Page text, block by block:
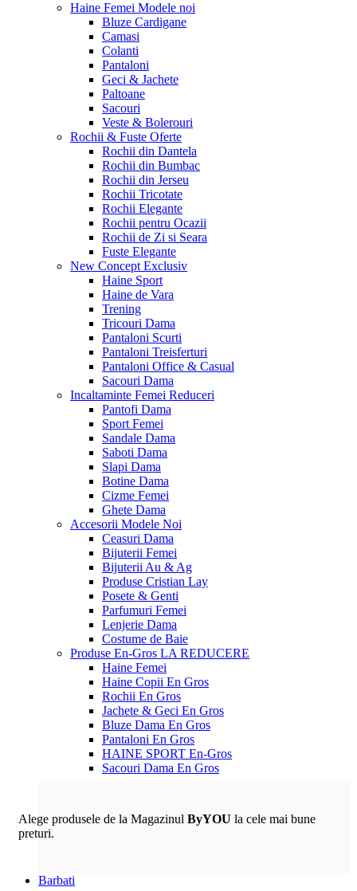
Haine Femei Modele noi
Bluze Cardigane
Camasi
Colanti
Pantaloni
Geci & Jachete
Paltoane
Sacouri
Veste & Bolerouri
Rochii & Fuste Oferte
Rochii din Dantela
Rochii din Bumbac
Rochii din Jerseu
Rochii Tricotate
Rochii Elegante
Rochii pentru Ocazii
Rochii de Zi si Seara
Fuste Elegante
New Concept Exclusiv
Haine Sport
Haine de Vara
Trening
Tricouri Dama
Pantaloni Scurti
Pantaloni Treisferturi
Pantaloni Office & Casual
Sacouri Dama
Incaltaminte Femei Reduceri
Pantofi Dama
Sport Femei
Sandale Dama
Saboti Dama
Slapi Dama
Botine Dama
Cizme Femei
Ghete Dama
Accesorii Modele Noi
Ceasuri Dama
Bijuterii Femei
Bijuterii Au & Ag
Produse Cristian Lay
Posete & Genti
Parfumuri Femei
Lenjerie Dama
Costume de Baie
Produse En-Gros LA REDUCERE
Haine Femei
Haine Copii En Gros
Rochii En Gros
Jachete & Geci En Gros
Bluze Dama En Gros
Pantaloni En Gros
HAINE SPORT En-Gros
Sacouri Dama En Gros
Alege produsele de la Magazinul ByYOU la cele mai bune
preturi.
Barbati